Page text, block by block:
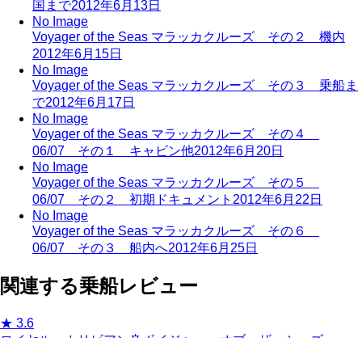
国まで2012年6月13日
No Image
Voyager of the Seas マラッカクルーズ その２ 機内
2012年6月15日
No Image
Voyager of the Seas マラッカクルーズ その３ 乗船ま
で2012年6月17日
No Image
Voyager of the Seas マラッカクルーズ その４
06/07 その１ キャビン他2012年6月20日
No Image
Voyager of the Seas マラッカクルーズ その５
06/07 その２ 初期ドキュメント 2012年6月22日
No Image
Voyager of the Seas マラッカクルーズ その６
06/07 その３ 船内へ2012年6月25日
関連する乗船レビュー
★ 3.6